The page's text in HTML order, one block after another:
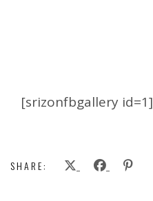
[srizonfbgallery id=1]
SHARE: